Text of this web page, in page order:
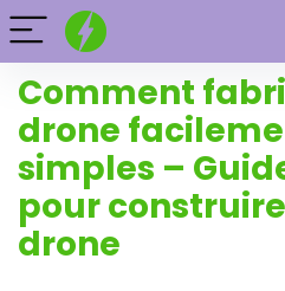
Comment
drone
simples –
pour
drone